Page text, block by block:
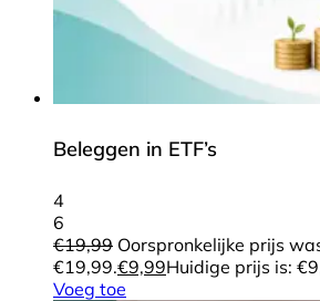
Beleggen in ETF’s
4
6
€19,99 Oorspronkelijke prijs
€19,99.€9,99Huidige prijs is:
Voeg toe